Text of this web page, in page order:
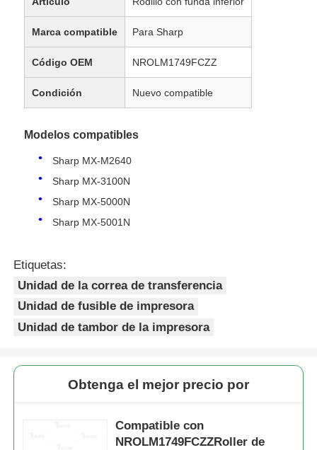
Marca compatible Para Sharp
Código OEM NROLM1749FCZZ
Condición Nuevo compatible
Modelos compatibles
Sharp MX-M2640
Sharp MX-3100N
Sharp MX-5000N
Sharp MX-5001N
Etiquetas:
Unidad de la correa de transferencia
Unidad de fusible de impresora
Unidad de tambor de la impresora
Obtenga el mejor precio por
Compatible con
NROLM1749FCZZRoller de